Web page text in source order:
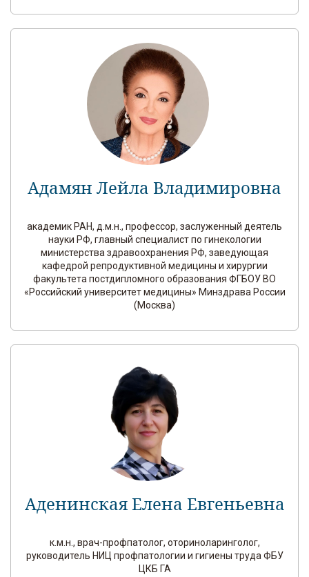
Адамян Лейла Владимировна
академик РАН, д.м.н., профессор, заслуженный деятель
науки РФ, главный специалист по гинекологии
министерства здравоохранения РФ, заведующая
кафедрой репродуктивной медицины и хирургии
факультета постдипломного образования ФГБОУ ВО
«Российский университет медицины» Минздрава России
(Москва)
Аденинская Елена Евгеньевна
к.м.н., врач-профпатолог, оториноларинголог,
руководитель НИЦ профпатологии и гигиены труда ФБУ
ЦКБ ГА